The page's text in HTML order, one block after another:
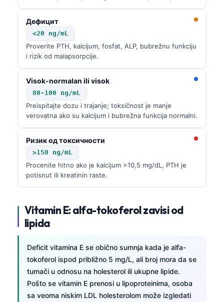
Дефицит
<20 ng/mL
Proverite PTH, kalcijum, fosfat, ALP, bubrežnu funkciju
i rizik od malapsorpcije.
Visok-normalan ili visok
80-100 ng/mL
Preispitajte dozu i trajanje; toksičnost je manje
verovatna ako su kalcijum i bubrežna funkcija normalni.
Ризик од токсичности
>150 ng/mL
Procenite hitno ako je kalcijum >10,5 mg/dL, PTH je
potisnut ili kreatinin raste.
Vitamin E: alfa-tokoferol zavisi od
lipida
Deficit vitamina E se obično sumnja kada je alfa-
tokoferol ispod približno 5 mg/L, ali broj mora da se
tumači u odnosu na holesterol ili ukupne lipide.
Pošto se vitamin E prenosi u lipoproteinima, osoba
sa veoma niskim LDL holesterolom može izgledati